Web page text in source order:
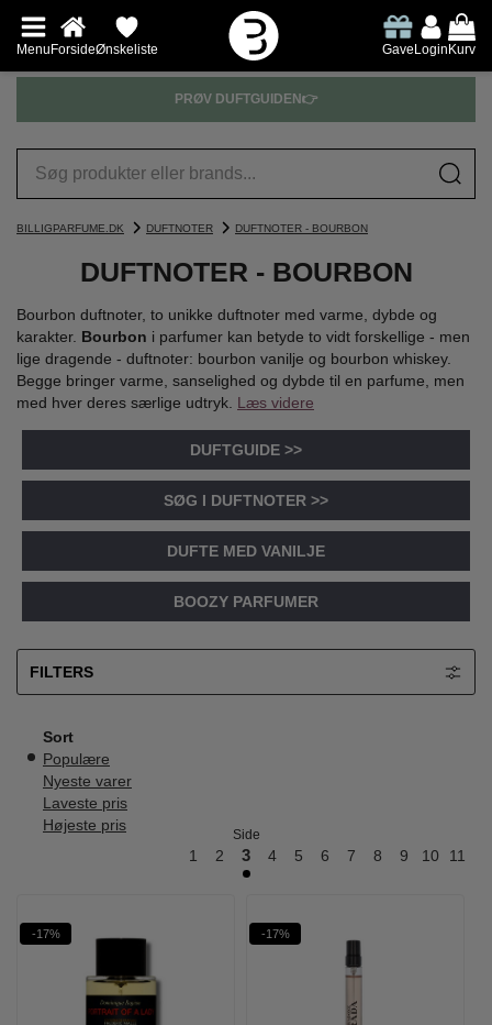
MenuForsideØnskeliste GaveLoginKurv
PRØV DUFTGUIDEN👉
BILLIGPARFUME.DK DUFTNOTER DUFTNOTER - BOURBON
DUFTNOTER - BOURBON
Bourbon duftnoter, to unikke duftnoter med varme, dybde og
karakter. Bourbon i parfumer kan betyde to vidt forskellige - men
lige dragende - duftnoter: bourbon vanilje og bourbon whiskey.
Begge bringer varme, sanselighed og dybde til en parfume, men
med hver deres særlige udtryk. Læs videre
DUFTGUIDE >>
SØG I DUFTNOTER >>
DUFTE MED VANILJE
BOOZY PARFUMER
FILTERS
Sort
Populære
Nyeste varer
Laveste pris
Højeste pris
Side
1 2 3 4 5 6 7 8 9 10 11
-17% -17%